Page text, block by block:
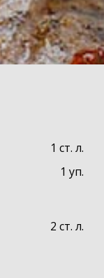
1 ст. л.
1 уп.
2 ст. л.